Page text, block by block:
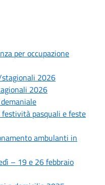
per occupazione
2026
2026
festività pasquali e feste
ambulanti in
– 19 e 26 febbraio